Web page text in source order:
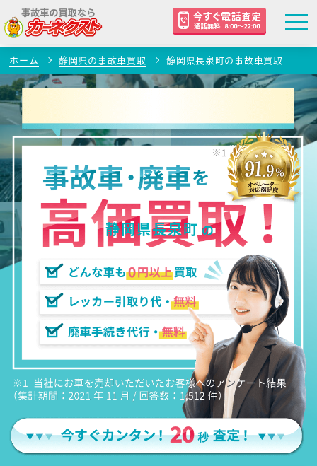
ホーム 静岡県の事故車買取 静岡県長泉町の事故車買取
静岡県長泉町 の